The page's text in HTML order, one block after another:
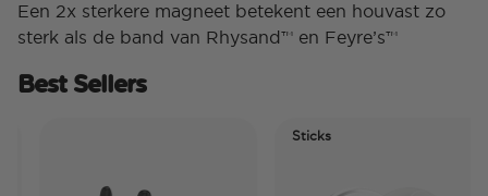
Een 2x sterkere magneet betekent een houvast zo
sterk als de band van Rhysand™ en Feyre’s™
Best Sellers
Sticks